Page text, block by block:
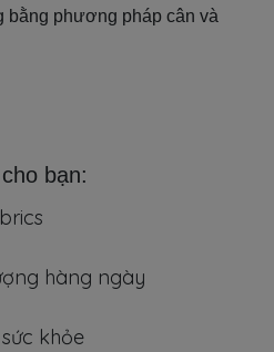
bằng phương pháp cân và
bạn:
hàng ngày
khỏe